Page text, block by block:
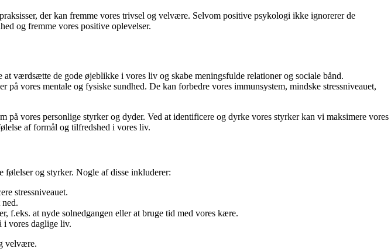
der kan fremme vores trivsel og velvære. Selvom positive psykologi ikke ignorerer de
og fremme vores positive oplevelser.
værdsætte de gode øjeblikke i vores liv og skabe meningsfulde relationer og sociale bånd.
vores mentale og fysiske sundhed. De kan forbedre vores immunsystem, mindske stressniveauet,
vores personlige styrker og dyder. Ved at identificere og dyrke vores styrker kan vi maksimere vores
af formål og tilfredshed i vores liv.
og styrker. Nogle af disse inkluderer:
stressniveauet.
f.eks. at nyde solnedgangen eller at bruge tid med vores kære.
i vores daglige liv.
velvære.